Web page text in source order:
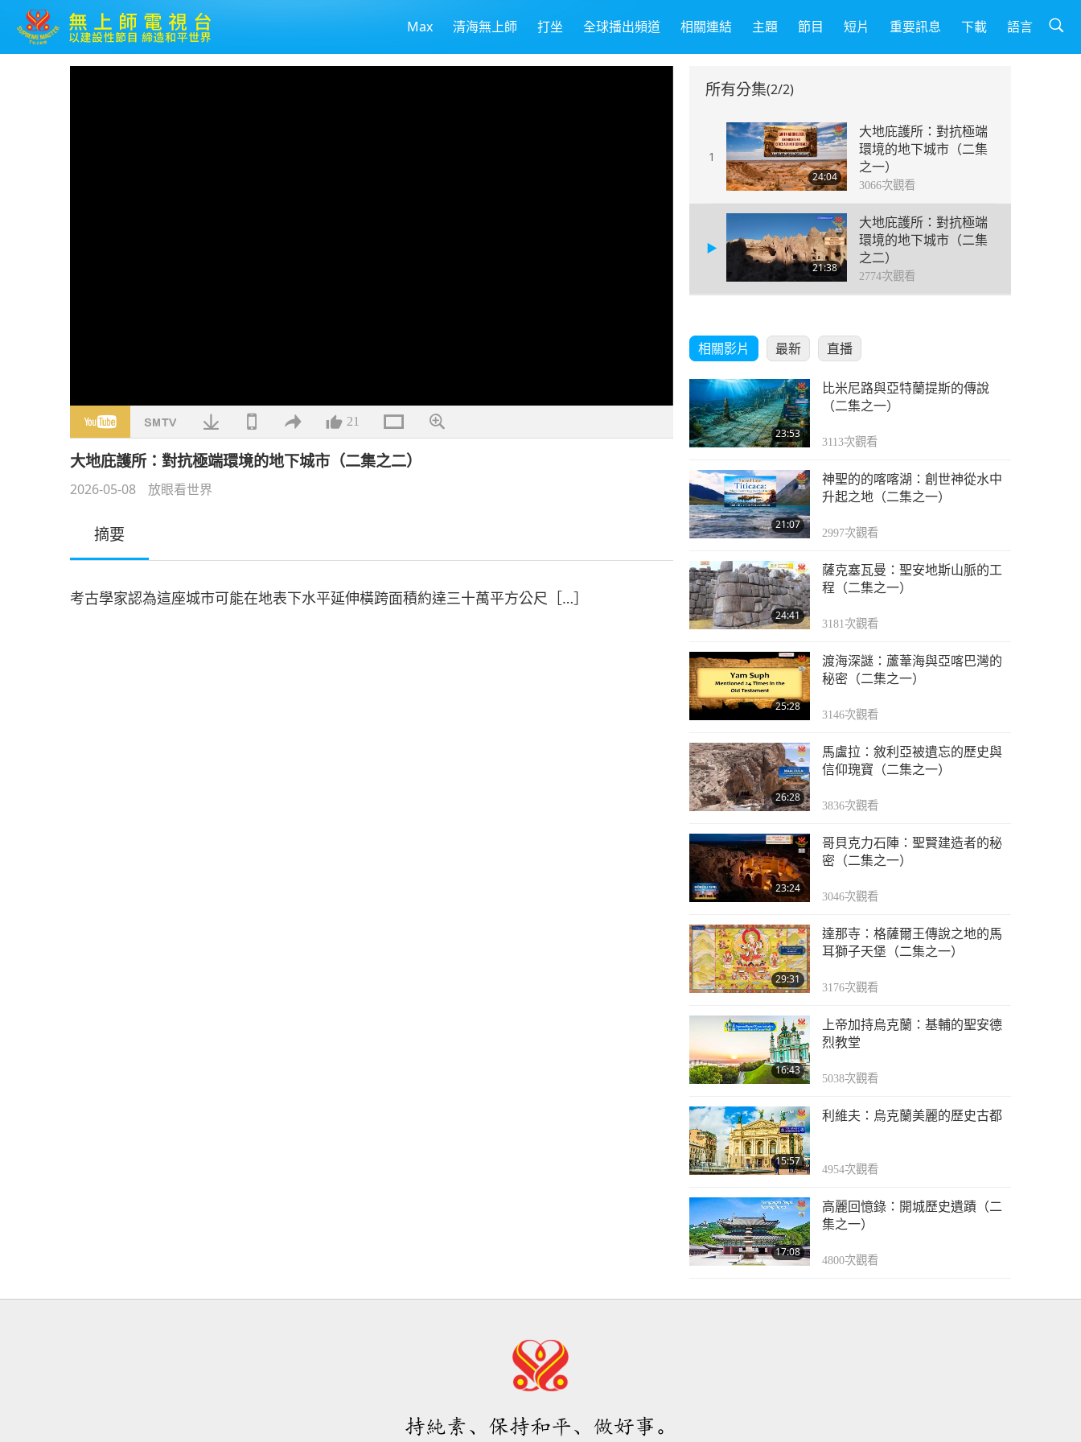
Max 清海無上師 打坐 全球播出頻道 相關連結 主題 節目 短片 重要訊息 下載 語言
21
大地庇護所：對抗極端環境的地下城市（二集之二）
2026-05-08 放眼看世界
摘要
考古學家認為這座城市可能在地表下水平延伸橫跨面積約達三十萬平方公尺［…］
所有分集(2/2)
1
24:04
大地庇護所：對抗極端
環境的地下城市（二集
之一）
3066次觀看
21:38
大地庇護所：對抗極端
環境的地下城市（二集
之二）
2774次觀看
相關影片 最新 直播
23:53
比米尼路與亞特蘭提斯的傳說
（二集之一）
3113次觀看
21:07
神聖的的喀喀湖：創世神從水中
升起之地（二集之一）
2997次觀看
24:41
薩克塞瓦曼：聖安地斯山脈的工
程（二集之一）
3181次觀看
25:28
渡海深謎：蘆葦海與亞喀巴灣的
秘密（二集之一）
3146次觀看
26:28
馬盧拉：敘利亞被遺忘的歷史與
信仰瑰寶（二集之一）
3836次觀看
23:24
哥貝克力石陣：聖賢建造者的秘
密（二集之一）
3046次觀看
29:31
達那寺：格薩爾王傳說之地的馬
耳獅子天堡（二集之一）
3176次觀看
16:43
上帝加持烏克蘭：基輔的聖安德
烈教堂
5038次觀看
15:57
利維夫：烏克蘭美麗的歷史古都
4954次觀看
17:08
高麗回憶錄：開城歷史遺蹟（二
集之一）
4800次觀看
持純素、保持和平、做好事。